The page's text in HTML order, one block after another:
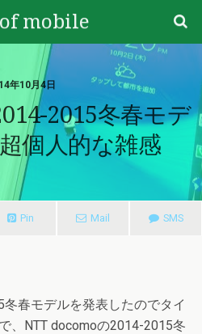
mobile
年10月4日
2015冬春モデ
個人的な雑感
Pin Mail SMS
春モデルを発表したのでタイ
、NTT docomoの2014-2015冬